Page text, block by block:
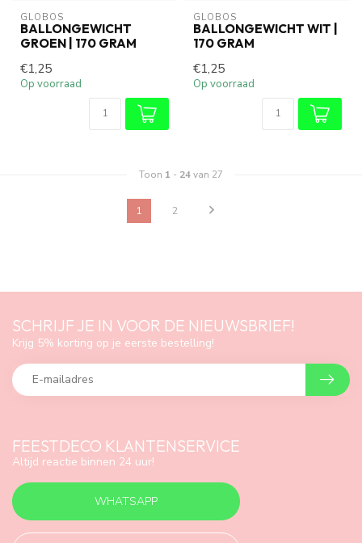
GLOBOS
BALLONGEWICHT
GROEN | 170 GRAM
€1,25
Op voorraad
GLOBOS
BALLONGEWICHT WIT |
170 GRAM
€1,25
Op voorraad
Toon 1 - 24van 27
1 2
FEESTDECO KLANTENSERVICE
Altijd reactie binnen 24 uur!
WHATSAPP
SCHRIJF JE IN VOOR DE NIEUWSBRIEF!
Krijg 5% korting op je eerste bestelling!